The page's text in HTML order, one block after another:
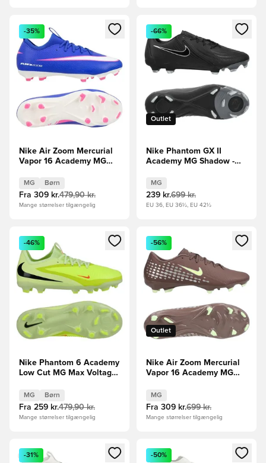
Åbner en Modal til at logge ind eller tilmelde dig som
-35%
Nike Air Zoom Mercurial
Vapor 16 Academy MG
MG Børn
Fra 309 kr.479,90 kr.
Mange størrelser tilgængelig
Åbner en Modal til at logge
Outlet
-66%
Nike Phantom GX II
Academy MG Shadow -
MG
239 kr.699 kr.
EU 36, EU 36½, EU 42½
Åbner en Modal til at logge ind eller tilmelde dig som
-46%
Nike Phantom 6 Academy
Low Cut MG Max Voltage
MG Børn
Fra 259 kr.479,90 kr.
Mange størrelser tilgængelig
Åbner en Modal til at logge
Outlet
-56%
Nike Air Zoom Mercurial
Vapor 16 Academy MG
Brun/Sølv
MG
Fra 309 kr.699 kr.
Mange størrelser tilgængelig
Åbner en Modal til at logge ind eller tilmelde dig som
-31%
Åbner en Modal til at logge
-50%